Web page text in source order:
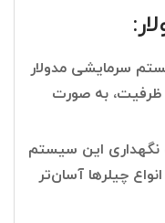
سرمایشی مدولار
ظرفیت، به صورت
نگهداری این سیستم
چیلرها آسان‌تر